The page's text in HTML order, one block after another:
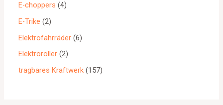
E-choppers 4
E-Trike 2
Elektrofahrräder 6
Elektroroller 2
tragbares Kraftwerk 157